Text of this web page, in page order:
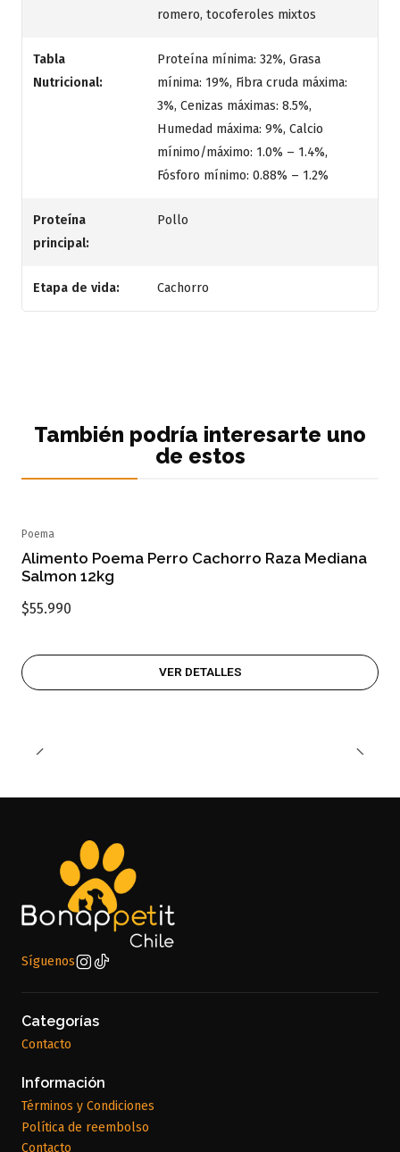
romero, tocoferoles mixtos
Tabla
Nutricional:
Proteína mínima: 32%, Grasa
mínima: 19%, Fibra cruda máxima:
3%, Cenizas máximas: 8.5%,
Humedad máxima: 9%, Calcio
mínimo/máximo: 1.0% – 1.4%,
Fósforo mínimo: 0.88% – 1.2%
Proteína
principal:
Pollo
Etapa de vida: Cachorro
También podría interesarte uno
de estos
Poema
Alimento Poema Perro Cachorro Raza Mediana
Salmon 12kg
$55.990
VER DETALLES
Síguenos
Categorías
Contacto
Información
Términos y Condiciones
Política de reembolso
Contacto